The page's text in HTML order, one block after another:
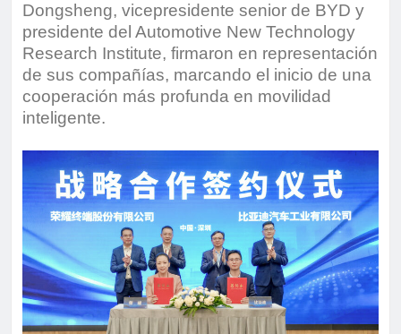
Dongsheng, vicepresidente senior de BYD y
presidente del Automotive New Technology
Research Institute, firmaron en representación
de sus compañías, marcando el inicio de una
cooperación más profunda en movilidad
inteligente.